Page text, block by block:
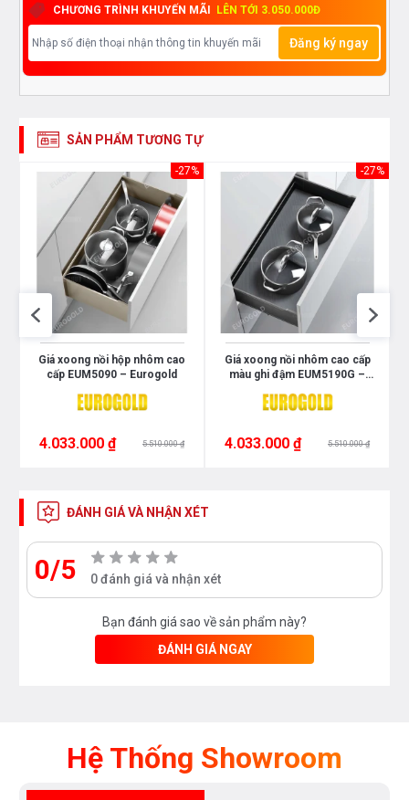
nan mịn và tinh xảo.
Lắp đặt dễ dàng:phù hợp tiêu chuẩn khoang tủ phổ
biến.
bẩn, dễ lau chùi.
CHƯƠNG TRÌNH KHUYẾN MÃI LÊN TỚI 3.050.000Đ
Đăng ký ngay
SẢN PHẨM TƯƠNG TỰ
-27%
Giá xoong nồi hộp nhôm cao
cấp EUM5090 – Eurogold
4.033.000 ₫ 5.510.000 ₫
-27%
Giá xoong nồi nhôm cao cấp
màu ghi đậm EUM5190G –
4.033.000 ₫ 5.510.000 ₫
ĐÁNH GIÁ VÀ NHẬN XÉT
0/5 0 đánh giá và nhận xét
Bạn đánh giá sao về sản phẩm này?
ĐÁNH GIÁ NGAY
Hệ Thống Showroom